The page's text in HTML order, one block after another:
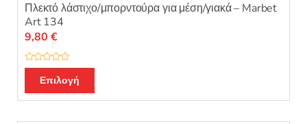
Πλεκτό λάστιχο/μπορντούρα για μέση/γιακά – Marbet
Art 134
Β
μ
ο
9,80 €
Επιλογή
το